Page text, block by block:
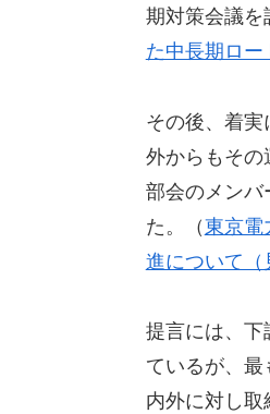
期対策会議を
た中長期ロー
その後、着
外からもその
部会のメンバ
た。（東京電
進について（
提言には、下
ているが、
内外に対し